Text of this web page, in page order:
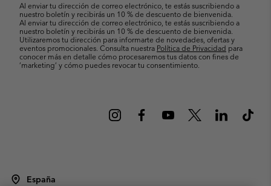
Al enviar tu dirección de correo electrónico, te estás suscribiendo a
nuestro boletín y recibirás un 10 % de descuento de bienvenida.
Al enviar tu dirección de correo electrónico, te estás suscribiendo a
nuestro boletín y recibirás un 10 % de descuento de bienvenida.
Utilizaremos tu dirección para informarte de novedades, ofertas y
eventos promocionales. Consulta nuestra Política de Privacidad para
conocer más en detalle cómo procesaremos tus datos con fines de
’marketing’ y cómo puedes revocar tu consentimiento.
España